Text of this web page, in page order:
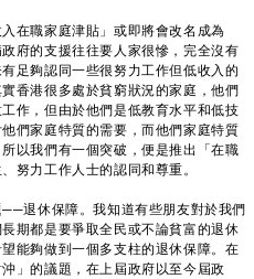
職家庭津貼」或即將會改名成為
府的支援往往要人家很慘，完全沒有
足夠認同一些很努力工作但低收入的
香港很多處於貧窮狀況的家庭，他們
作，但由於他們是低教育水平和低技
們家庭特質的需要，而他們家庭特質
以我們有一個突破，便是推出「在職
努力工作人士的認同和尊重。
退休保障。我知道有些朋友對於我們
期都是要爭取全民或不論貧富的退休
能夠做到一個多支柱的退休保障。在
」的議題，在上屆政府以至今屆政